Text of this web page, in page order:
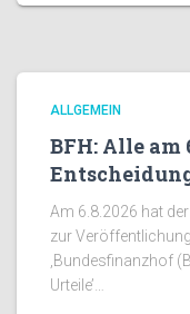
ALLGEMEIN
BFH: Alle
Am 6.8.2026 hat
zur
‚Bundesfinanzhof
Urteile’…